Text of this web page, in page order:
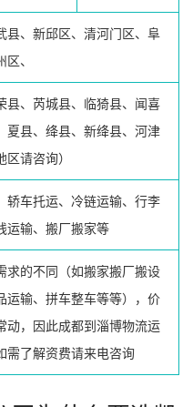
县、新邱区、清河门区、阜
、
县、芮城县、临猗县、闻喜
夏县、绛县、新绛县、河津
请咨询）
轿车托运、冷链运输、行李
运输、搬厂搬家等
求的不同（如搬家搬厂搬设
运输、拼车整车等等），价
动，因此成都到淄博物流运
需了解资费请来电咨询